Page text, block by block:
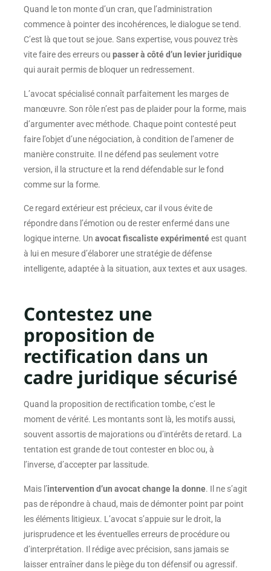
Quand le ton monte d’un cran, que l’administration
commence à pointer des incohérences, le dialogue se tend.
C’est là que tout se joue. Sans expertise, vous pouvez très
vite faire des erreurs ou passer à côté d’un levier juridique
qui aurait permis de bloquer un redressement.
L’avocat spécialisé connaît parfaitement les marges de
manœuvre. Son rôle n’est pas de plaider pour la forme, mais
d’argumenter avec méthode. Chaque point contesté peut
faire l’objet d’une négociation, à condition de l’amener de
manière construite. Il ne défend pas seulement votre
version, il la structure et la rend défendable sur le fond
comme sur la forme.
Ce regard extérieur est précieux, car il vous évite de
répondre dans l’émotion ou de rester enfermé dans une
logique interne. Un avocat fiscaliste expérimentéest quant
à lui en mesure d’élaborer une stratégie de défense
intelligente, adaptée à la situation, aux textes et aux usages.
Contestez une
proposition de
rectification dans un
cadre juridique sécurisé
Quand la proposition de rectification tombe, c’est le
moment de vérité. Les montants sont là, les motifs aussi,
souvent assortis de majorations ou d’intérêts de retard. La
tentation est grande de tout contester en bloc ou, à
l’inverse, d’accepter par lassitude.
Mais l’intervention d’un avocat change la donne. Il ne s’agit
pas de répondre à chaud, mais de démonter point par point
les éléments litigieux. L’avocat s’appuie sur le droit, la
jurisprudence et les éventuelles erreurs de procédure ou
d’interprétation. Il rédige avec précision, sans jamais se
laisser entraîner dans le piège du ton défensif ou agressif.